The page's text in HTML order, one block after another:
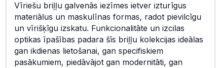
Vīriešu briļļu galvenās iezīmes ietver izturīgus
materiālus un maskulīnas formas, radot pievilcīgu
un vīrišķīgu izskatu. Funkcionalitāte un izcilas
optikas īpašības padara šīs briļļu kolekcijas ideālas
gan ikdienas lietošanai, gan specifiskiem
pasākumiem, piedāvājot gan modernitāti, gan